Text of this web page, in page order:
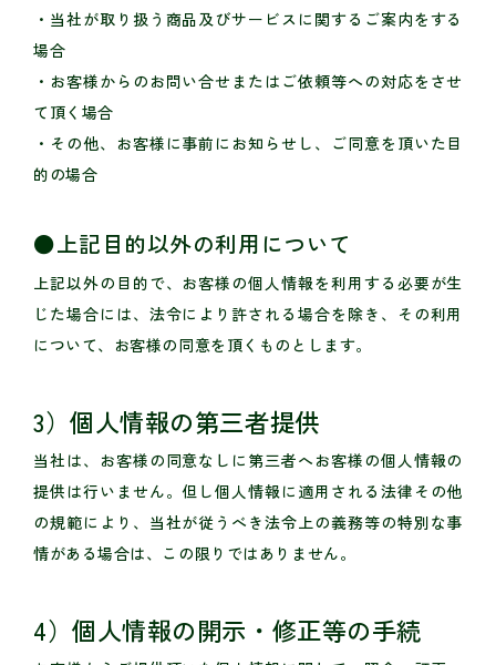
・当社が取り扱う商品及びサービスに関するご案内をする
場合
・お客様からのお問い合せまたはご依頼等への対応をさせ
て頂く場合
・その他、お客様に事前にお知らせし、ご同意を頂いた目
的の場合
●上記目的以外の利用について
上記以外の目的で、お客様の個人情報を利用する必要が生
じた場合には、法令により許される場合を除き、その利用
について、お客様の同意を頂くものとします。
3）個人情報の第三者提供
当社は、お客様の同意なしに第三者へお客様の個人情報の
提供は行いません。但し個人情報に適用される法律その他
の規範により、当社が従うべき法令上の義務等の特別な事
情がある場合は、この限りではありません。
4）個人情報の開示・修正等の手続